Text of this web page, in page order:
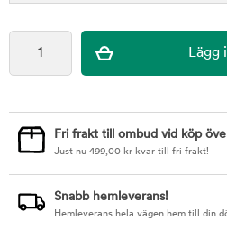
Fri frakt till ombud vid köp
Just nu 499,00 kr kvar till fri frakt!
Snabb hemleverans!
Hemleverans hela vägen hem till din